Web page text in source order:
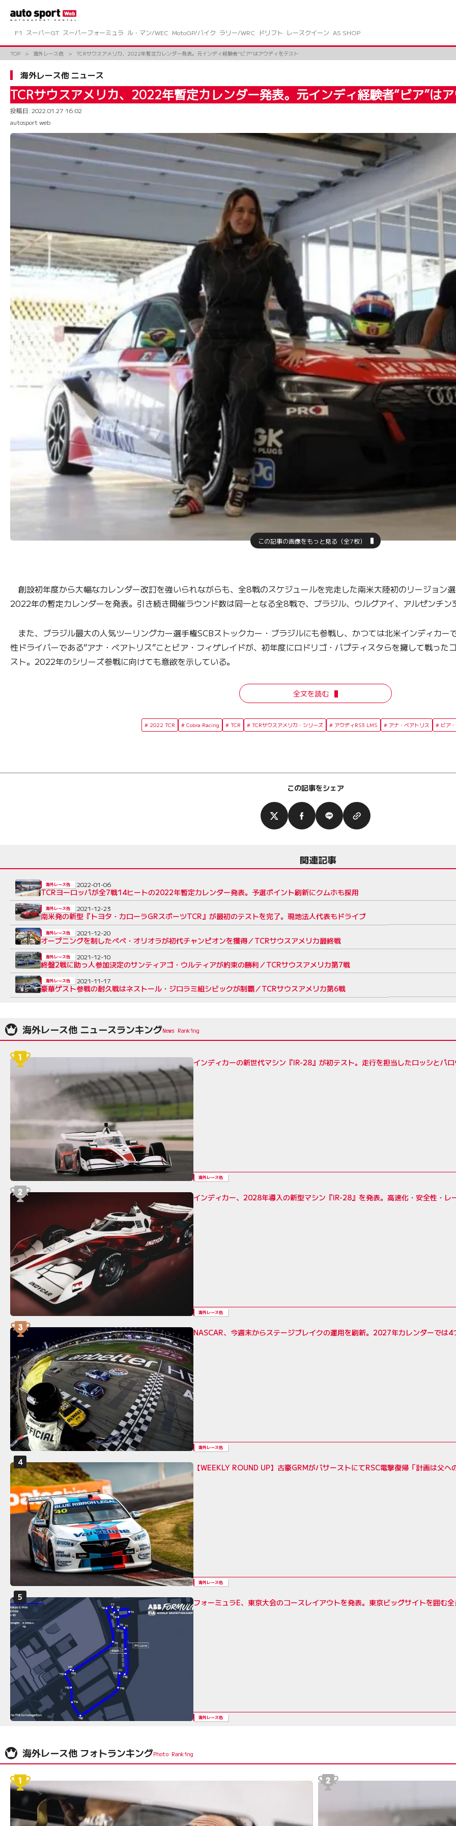
ツ
ス
F1
スーパーGT スーパーフォーミュラ ル・マン/WEC MotoGP/バイク ラリー/WRC ドリフト レースクイーン AS SHOP
TOP 海外レース他 TCRサウスアメリカ、2022年暫定カレンダー発表。元インディ経験者“ビア”はアウディをテスト
海外レース他 ニュース
TCRサウスアメリカ、2022年暫定カレンダー発表。元インディ経験者“ビア”は
投稿日: 2022.01.27 16:02
autosport web
この記事の画像をもっと見る（全7枚）
創設初年度から大幅なカレンダー改訂を強いられながらも、全8戦のスケジュールを完走した南米大陸初のリージョン
2022年の暫定カレンダーを発表。引き続き開催ラウンド数は同一となる全8戦で、ブラジル、ウルグアイ、アルゼンチン
また、ブラジル最大の人気ツーリングカー選手権SCBストックカー・ブラジルにも参戦し、かつては北米インディカ
性ドライバーである“アナ・ベアトリス”ことビア・フィゲレイドが、初年度にロドリゴ・バプティスタらを擁して戦っ
スト。2022年のシリーズ参戦に向けても意欲を示している。
全文を読む
2022 TCR Cobra Racing TCR TCRサウスアメリカ・シリーズ アウディRS3 LMS アナ・ベアトリス ビア
この記事をシェア
関連記事
TCRヨーロッパが全7戦14ヒートの2022年暫定カレンダー発表。予選ポイント刷新にクムホも採用
海外レース他 2022-01-06
南米発の新型『トヨタ・カローラGRスポーツTCR』が最初のテストを完了。現地法人代表もドライブ
海外レース他 2021-12-23
オープニングを制したぺぺ・オリオラが初代チャンピオンを獲得／TCRサウスアメリカ最終戦
海外レース他 2021-12-20
終盤2戦に助っ人参加決定のサンティアゴ・ウルティアが約束の勝利／TCRサウスアメリカ第7戦
海外レース他 2021-12-10
豪華ゲスト参戦の耐久戦はネストール・ジロラミ組シビックが制覇／TCRサウスアメリカ第6戦
海外レース他 2021-11-17
海外レース他 ニュースランキング
インディカーの新世代マシン『IR-28』が初テスト。走行を担当したロッシとパロ
海外レース他
インディカー、2028年導入の新型マシン『IR-28』を発表。高速化・安全性・レ
海外レース他
NASCAR、今週末からステージブレイクの運用を刷新。2027年カレンダーでは4
海外レース他
【WEEKLY ROUND UP】古豪GRMがバサーストにてRSC電撃復帰「計画は父へ
海外レース他
フォーミュラE、東京大会のコースレイアウトを発表。東京ビッグサイトを囲む
海外レース他
海外レース他 フォトランキング